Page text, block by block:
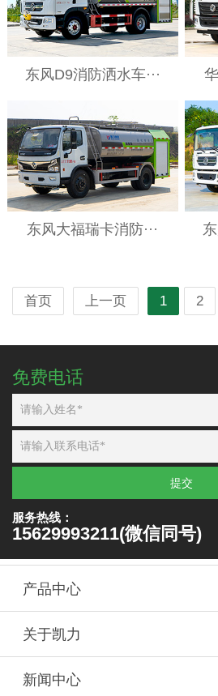
东风D9消防洒水车···
东风大福瑞卡消防···
首页 上一页 1 2
免费电话
提交
服务热线：
15629993211(微信同号)
产品中心
关于凯力
新闻中心